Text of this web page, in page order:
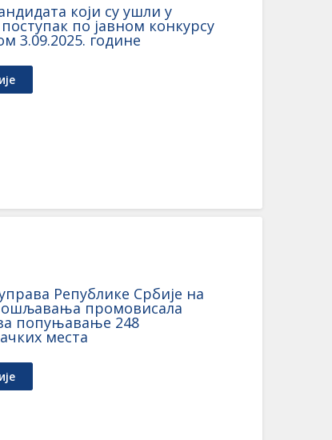
који су ушли у
по јавном конкурсу
3.09.2025. године
Републике Србије на
промовисала
попуњавање 248
места